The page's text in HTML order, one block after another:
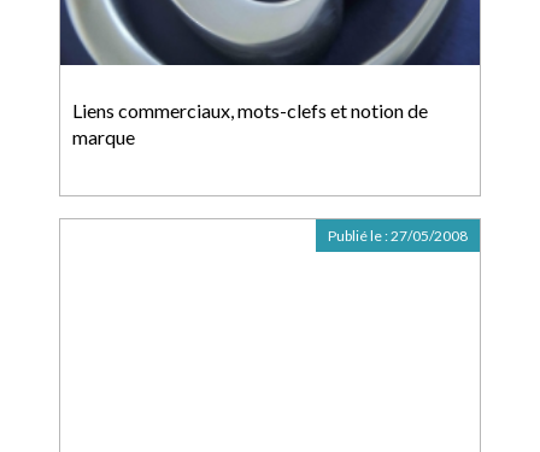
Liens commerciaux, mots-clefs et notion de
marque
Publié le :27/05/2008